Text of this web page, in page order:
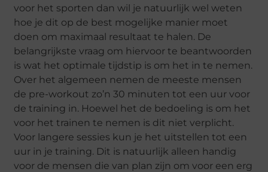
voor het sporten dan wil je natuurlijk wel weten
hoe je dit op de best mogelijke manier moet
doen om maximaal resultaat te halen. De
belangrijkste vraag om hiervoor te beantwoorden
is wat het optimale tijdstip is om het in te nemen.
Over het algemeen nemen de meeste mensen
de pre-workout zo’n 30 minuten tot een uur voor
de training in. Hoewel het de bedoeling is om het
voor het trainen te nemen is dit niet verplicht.
Voor langere sessies kun je het uitstellen tot een
uur in je training. Dit is natuurlijk alleen handig
voor de mensen die van plan zijn om voor een erg